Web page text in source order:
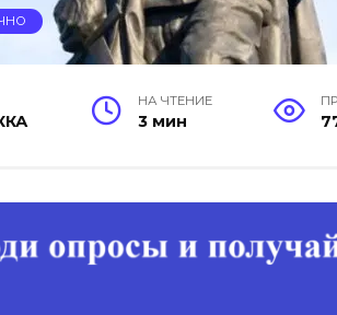
НА ЧТЕНИЕ
3 мин